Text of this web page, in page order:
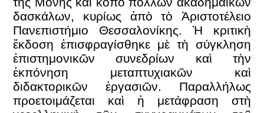
δασκάλων, κυρίως ἀπὸ τὸ Ἀριστοτέλειο
Πανεπιστήμιο Θεσσαλονίκης. Ἡ κριτικὴ
ἔκδοση ἐπισφραγίσθηκε μὲ τὴ σύγκληση
ἐπιστημονικῶν συνεδρίων καὶ τὴν
ἐκπόνηση μεταπτυχιακῶν καὶ
διδακτορικῶν ἐργασιῶν. Παραλλήλως
προετοιμάζεται καὶ ἡ μετάφραση στὴ